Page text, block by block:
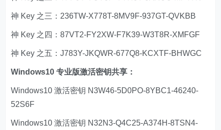
神 Key 之三：236TW-X778T-8MV9F-937GT-QVKBB
神 Key 之四：87VT2-FY2XW-F7K39-W3T8R-XMFGF
神 Key 之五：J783Y-JKQWR-677Q8-KCXTF-BHWGC
Windows10 专业版激活密钥共享：
Windows10 激活密钥 N3W46-5D0PO-8YBC1-46240-
52S6F
Windows10 激活密钥 N32N3-Q4C25-A374H-8TSN4-